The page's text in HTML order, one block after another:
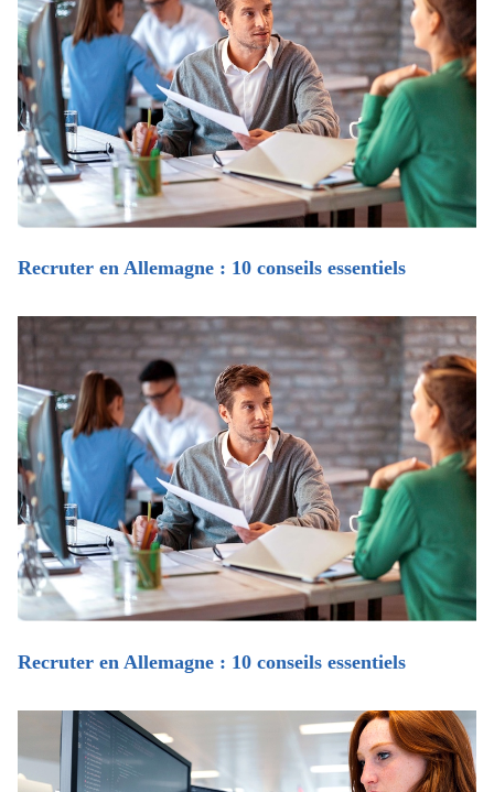
Recruter en Allemagne : 10 conseils essentiels
Recruter en Allemagne : 10 conseils essentiels